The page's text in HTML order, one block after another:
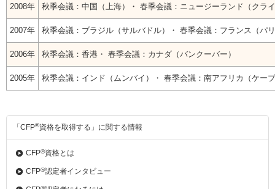
2008年 秋季会議：中国（上海）・ 春季会議：ニュージーランド（クラ
2007年 秋季会議：ブラジル（サルバドル）・ 春季会議：フランス（パ
2006年 秋季会議：香港・ 春季会議：カナダ（バンクーバー）
2005年 秋季会議：インド（ムンバイ）・ 春季会議：南アフリカ（ケー
「CFP®資格を取得する」に関する情報
CFP®資格とは
CFP®認定者インタビュー